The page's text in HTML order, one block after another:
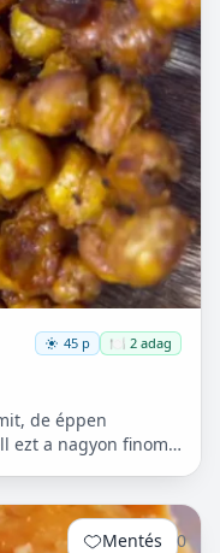
45 p 🍽️ 2 adag
de éppen
ezt a nagyon finom
Mentés 0